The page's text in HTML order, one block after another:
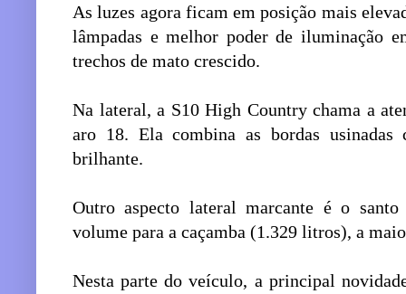
As luzes agora ficam em posição mais
lâmpadas e melhor poder de iluminação
trechos de mato crescido.
Na lateral, a S10 High Country chama a
aro 18. Ela combina as bordas
brilhante.
Outro aspecto lateral marcante é o
volume para a caçamba (1.329 litros), a
Nesta parte do veículo, a principal